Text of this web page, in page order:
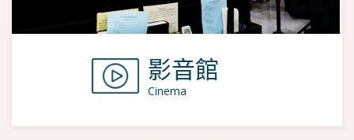
影音館
Cinema